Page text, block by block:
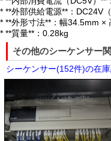
* **外部供給電源**：DC24V
* **外形寸法**：幅34.5mm
* **質量**：0.28kg
その他のシーケンサー
シーケンサー(152件)の在